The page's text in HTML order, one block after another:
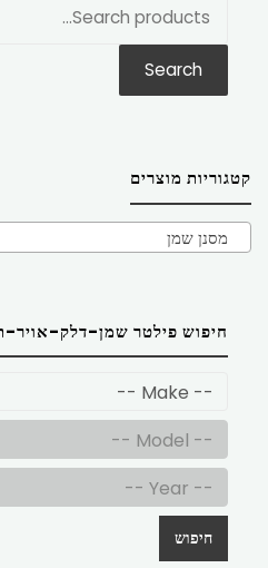
Search
קטגוריות מוצרים
מסנן שמן
חיפוש פילטר שמן-דלק-אויר-
חיפוש